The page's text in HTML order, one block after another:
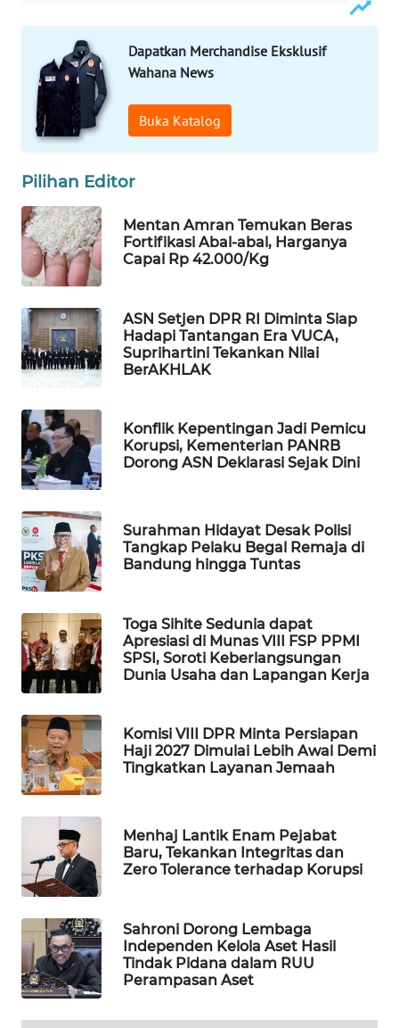
Dapatkan Merchandise Eksklusif
Wahana News
Buka Katalog
Pilihan Editor
Mentan Amran Temukan Beras
Fortifikasi Abal-abal, Harganya
Capai Rp 42.000/Kg
ASN Setjen DPR RI Diminta Siap
Hadapi Tantangan Era VUCA,
Suprihartini Tekankan Nilai
BerAKHLAK
Konflik Kepentingan Jadi Pemicu
Korupsi, Kementerian PANRB
Dorong ASN Deklarasi Sejak Dini
Surahman Hidayat Desak Polisi
Tangkap Pelaku Begal Remaja di
Bandung hingga Tuntas
Toga Sihite Sedunia dapat
Apresiasi di Munas VIII FSP PPMI
SPSI, Soroti Keberlangsungan
Dunia Usaha dan Lapangan Kerja
Komisi VIII DPR Minta Persiapan
Haji 2027 Dimulai Lebih Awal Demi
Tingkatkan Layanan Jemaah
Menhaj Lantik Enam Pejabat
Baru, Tekankan Integritas dan
Zero Tolerance terhadap Korupsi
Sahroni Dorong Lembaga
Independen Kelola Aset Hasil
Tindak Pidana dalam RUU
Perampasan Aset
Wahana
WAHANA
NEWS
TANI
WAHANA
ADVOKAT
INFRASTRUKTUR
WAHANA
KONSUMEN
WAHANA
LISTRIK
WAHANA
TRAVEL
WAHANA
TV
WAHANANEWS
ID
WAHANANEWS
WAHANANEWS
NET
WAHANA
SPORT
WAHANA
WAHANA
SELEB
WAHANA